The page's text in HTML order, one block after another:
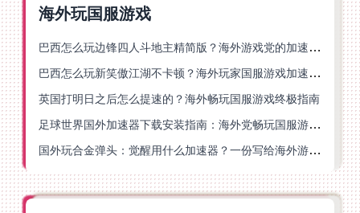
海外玩国服游戏
巴西怎么玩边锋四人斗地主精简版？海外游戏党的加速器终极选择
巴西怎么玩新笑傲江湖不卡顿？海外玩家国服游戏加速终极指南（附猫和老鼠一梦江湖实测）
英国打明日之后怎么提速的？海外畅玩国服游戏终极指南
足球世界国外加速器下载安装指南：海外党畅玩国服游戏的终极解决方案
国外玩合金弹头：觉醒用什么加速器？一份写给海外游子的畅玩指南